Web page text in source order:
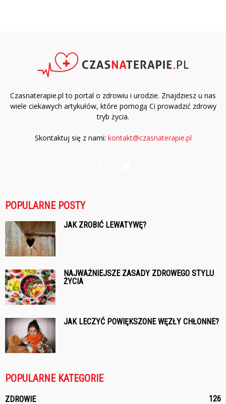
Czasnaterapie.pl to portal o zdrowiu i urodzie. Znajdziesz u nas
wiele ciekawych artykułów, które pomogą Ci prowadzić zdrowy
tryb życia.
Skontaktuj się z nami: kontakt@czasnaterapie.pl
POPULARNE POSTY
JAK ZROBIĆ LEWATYWĘ?
NAJWAŻNIEJSZE ZASADY ZDROWEGO STYLU
ŻYCIA
JAK LECZYĆ POWIĘKSZONE WĘZŁY CHŁONNE?
POPULARNE KATEGORIE
ZDROWIE 126